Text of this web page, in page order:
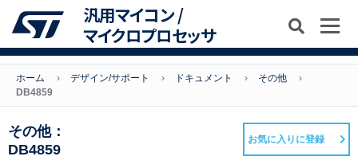
汎用マイコン /
マイクロプロセッサ
ホーム デザイン/サポート ドキュメント
その他
DB4859
その他：
DB4859
お気に入りに登録